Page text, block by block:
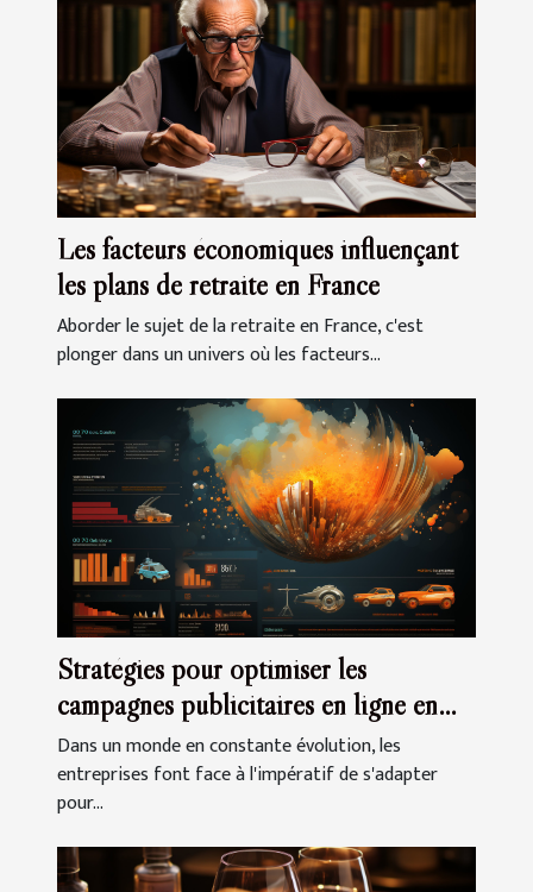
Les facteurs économiques influençant
les plans de retraite en France
Aborder le sujet de la retraite en France, c'est
plonger dans un univers où les facteurs...
Stratégies pour optimiser les
campagnes publicitaires en ligne en
période de crise
Dans un monde en constante évolution, les
entreprises font face à l'impératif de s'adapter
pour...